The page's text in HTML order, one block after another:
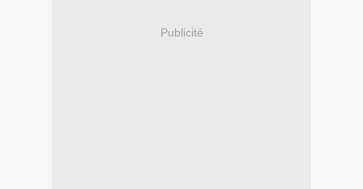
Publicité